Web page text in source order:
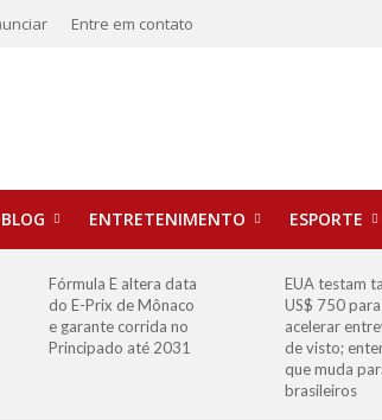
Entre em contato
BLOG ENTRETENIMENTO ESPORTE
Fórmula E altera data
do E-Prix de Mônaco
e garante corrida no
Principado até 2031
EUA testam
US$ 750 para
acelerar
de visto;
que muda
brasileiros